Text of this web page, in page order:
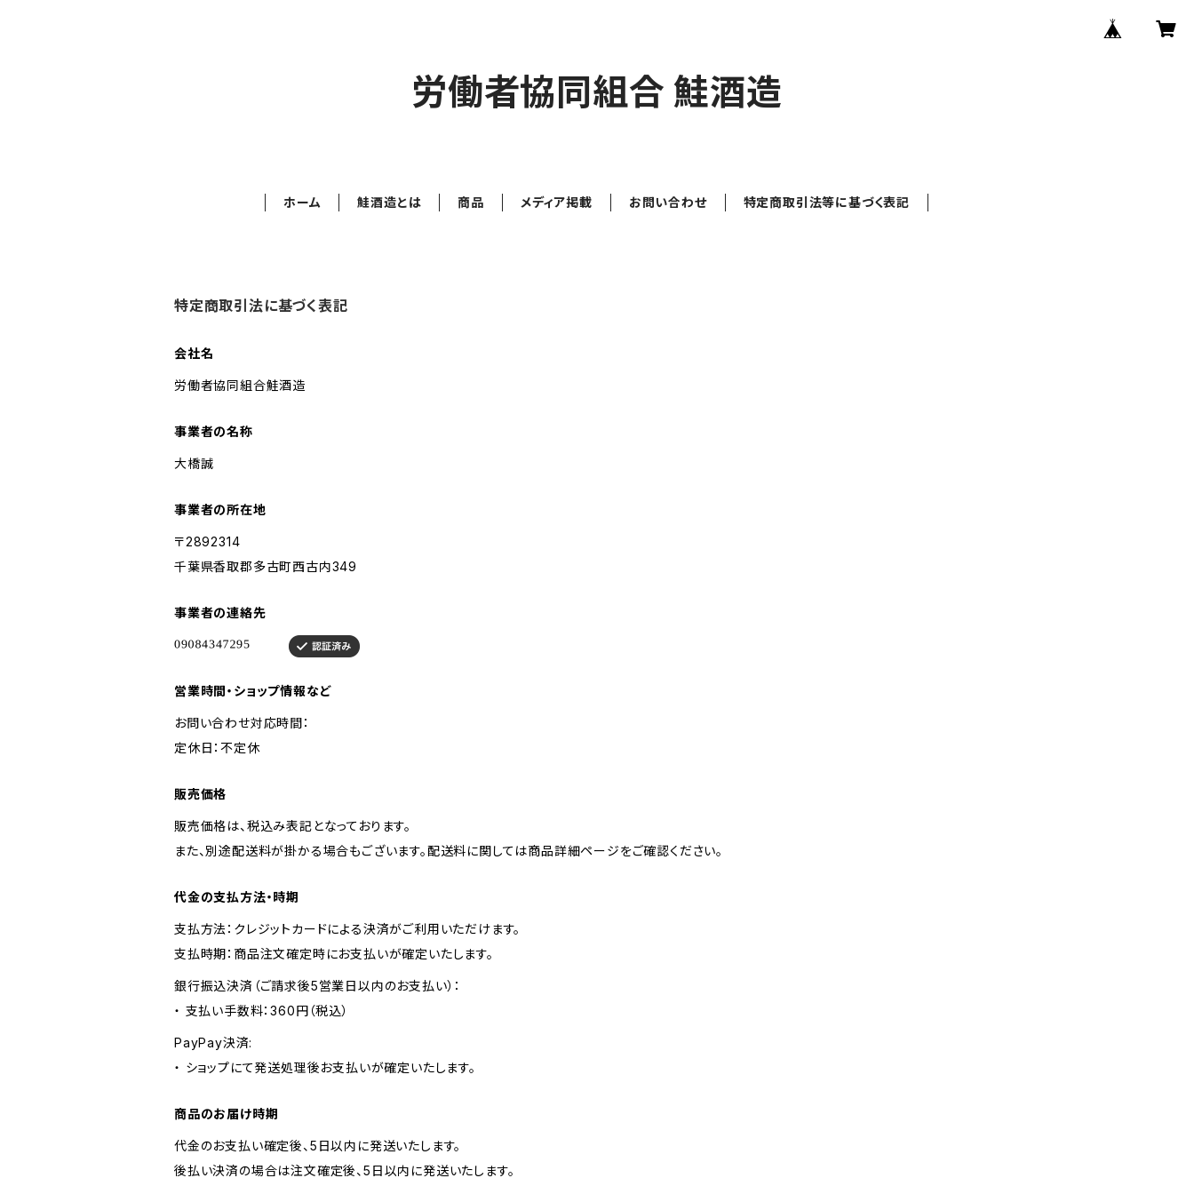
労働者協同組合 鮭酒造
ホーム 鮭酒造とは 商品 メディア掲載 お問い合わせ 特定商取引法等に基づく表記
特定商取引法に基づく表記
会社名
労働者協同組合鮭酒造
事業者の名称
大橋誠
事業者の所在地
〒2892314
千葉県香取郡多古町西古内349
事業者の連絡先
営業時間・ショップ情報など
お問い合わせ対応時間：
定休日：不定休
販売価格
販売価格は、税込み表記となっております。
また、別途配送料が掛かる場合もございます。配送料に関しては商品詳細ページをご確認ください。
代金の支払方法・時期
支払方法：クレジットカードによる決済がご利用いただけます。
支払時期：商品注文確定時にお支払いが確定いたします。
銀行振込決済（ご請求後5営業日以内のお支払い）：
・ 支払い手数料：360円（税込）
PayPay決済:
・ ショップにて発送処理後お支払いが確定いたします。
商品のお届け時期
代金のお支払い確定後、5日以内に発送いたします。
後払い決済の場合は注文確定後、5日以内に発送いたします。